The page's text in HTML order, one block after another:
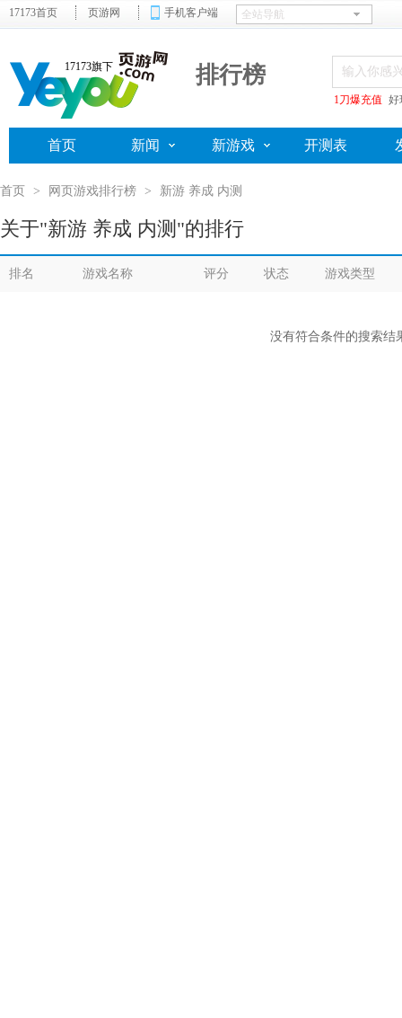
17173首页 页游网 手机客户端
17173旗下 排行榜
1刀爆充值 好
首页 新闻 新游戏 开测表
首页 > 网页游戏排行榜 > 新游 养成 内测
关于"新游 养成 内测"的排行
排名 游戏名称 评分 状态 游戏类型
没有符合条件的搜索结